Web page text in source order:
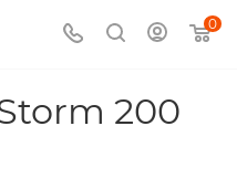
0
200